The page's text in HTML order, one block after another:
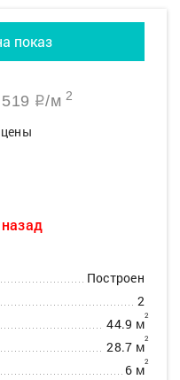
показ
q/м2
Построен
2
44.9 м2
28.7 м2
6 м2